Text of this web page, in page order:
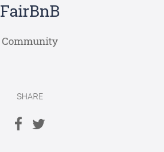
FairBnB
Community
SHARE